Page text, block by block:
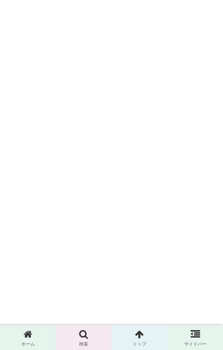
ホーム 検索 トップ サイドバー